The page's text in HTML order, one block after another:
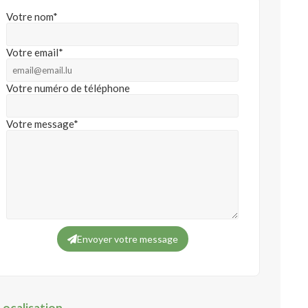
Votre nom*
Votre email*
Votre numéro de téléphone
Votre message*
Envoyer votre message